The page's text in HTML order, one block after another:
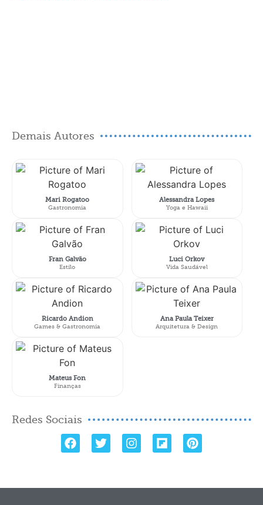
Demais Autores
Mari Rogatoo
Gastronomia
Fran Galvão
Estilo
Ricardo Andion
Games & Gastronomia
Mateus Fon
Finanças
Alessandra Lopes
Yoga e Hawaii
Luci Orkov
Vida Saudável
Ana Paula Teixer
Arquitetura & Design
Redes Sociais